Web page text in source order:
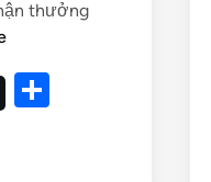
thưởng
S